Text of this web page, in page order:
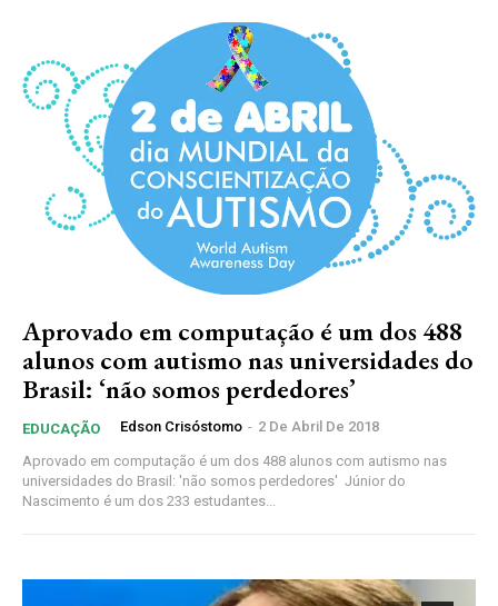
Aprovado em computação é um dos 488
alunos com autismo nas universidades do
Brasil: ‘não somos perdedores’
EDUCAÇÃO Edson Crisóstomo - 2 De Abril De 2018
Aprovado em computação é um dos 488 alunos com autismo nas
universidades do Brasil: 'não somos perdedores' Júnior do
Nascimento é um dos 233 estudantes...